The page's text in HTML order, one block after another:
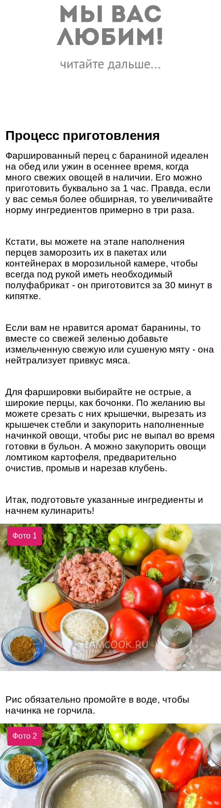
Процесс приготовления
Фаршированный перец с бараниной идеален
на обед или ужин в осеннее время, когда
много свежих овощей в наличии. Его можно
приготовить буквально за 1 час. Правда, если
у вас семья более обширная, то увеличивайте
норму ингредиентов примерно в три раза.
Кстати, вы можете на этапе наполнения
перцев заморозить их в пакетах или
контейнерах в морозильной камере, чтобы
всегда под рукой иметь необходимый
полуфабрикат - он приготовится за 30 минут в
кипятке.
Если вам не нравится аромат баранины, то
вместе со свежей зеленью добавьте
измельченную свежую или сушеную мяту - она
нейтрализует привкус мяса.
Для фаршировки выбирайте не острые, а
широкие перцы, как бочонки. По желанию вы
можете срезать с них крышечки, вырезать из
крышечек стебли и закупорить наполненные
начинкой овощи, чтобы рис не выпал во время
готовки в бульон. А можно закупорить овощи
ломтиком картофеля, предварительно
очистив, промыв и нарезав клубень.
Итак, подготовьте указанные ингредиенты и
начнем кулинарить!
Фото 1
Рис обязательно промойте в воде, чтобы
начинка не горчила.
Фото 2